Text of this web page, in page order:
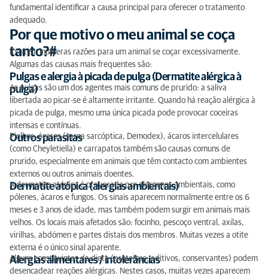
fundamental identificar a causa principal para oferecer o tratamento
adequado.
Por que motivo o meu animal se coça
tanto?#
Existem inúmeras razões para um animal se coçar excessivamente.
Algumas das causas mais frequentes são:
Pulgas e alergia à picada de pulga (Dermatite alérgica à
pulga)
As pulgas são um dos agentes mais comuns de prurido: a saliva
libertada ao picar-se é altamente irritante. Quando há reação alérgica à
picada de pulga, mesmo uma única picada pode provocar coceiras
intensas e contínuas.
Outros parasitas
Piolhos, ácaros (sarna sarcóptica, Demodex), ácaros intercelulares
(como Cheyletiella) e carrapatos também são causas comuns de
prurido, especialmente em animais que têm contacto com ambientes
externos ou outros animais doentes.
Dermatite atópica (alergias ambientais)
A dermatite atópica é provocada por alérgenos ambientais, como
pólenes, ácaros e fungos. Os sinais aparecem normalmente entre os 6
meses e 3 anos de idade, mas também podem surgir em animais mais
velhos. Os locais mais afetados são: focinho, pescoço ventral, axilas,
virilhas, abdómen e partes distais dos membros. Muitas vezes a otite
externa é o único sinal aparente.
Alergias alimentares / intolerâncias
Alguns constituintes da dieta (proteínas, aditivos, conservantes) podem
desencadear reações alérgicas. Nestes casos, muitas vezes aparecem